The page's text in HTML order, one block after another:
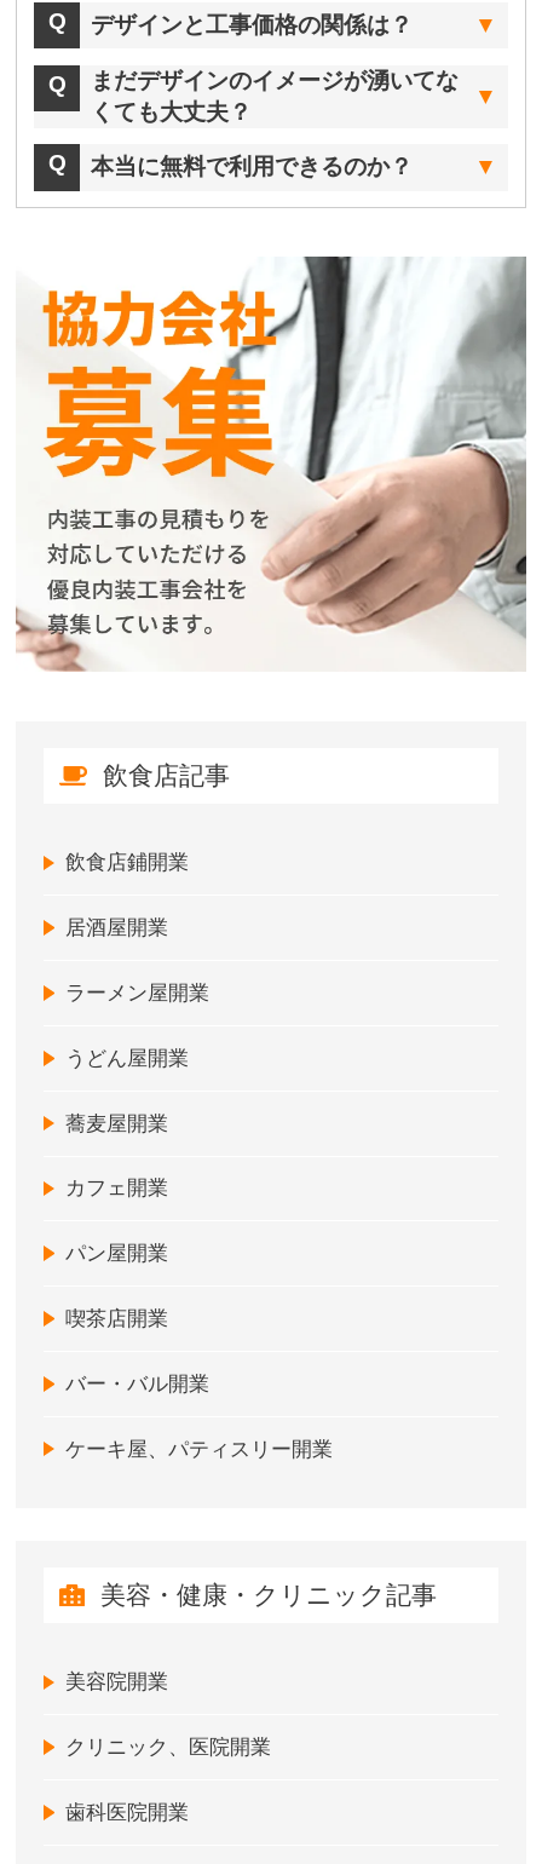
デザインと工事価格の関係は？
まだデザインのイメージが湧いてな
くても大丈夫？
本当に無料で利用できるのか？
飲食店記事
飲食店鋪開業
居酒屋開業
ラーメン屋開業
うどん屋開業
蕎麦屋開業
カフェ開業
パン屋開業
喫茶店開業
バー・バル開業
ケーキ屋、パティスリー開業
美容・健康・クリニック記事
美容院開業
クリニック、医院開業
歯科医院開業